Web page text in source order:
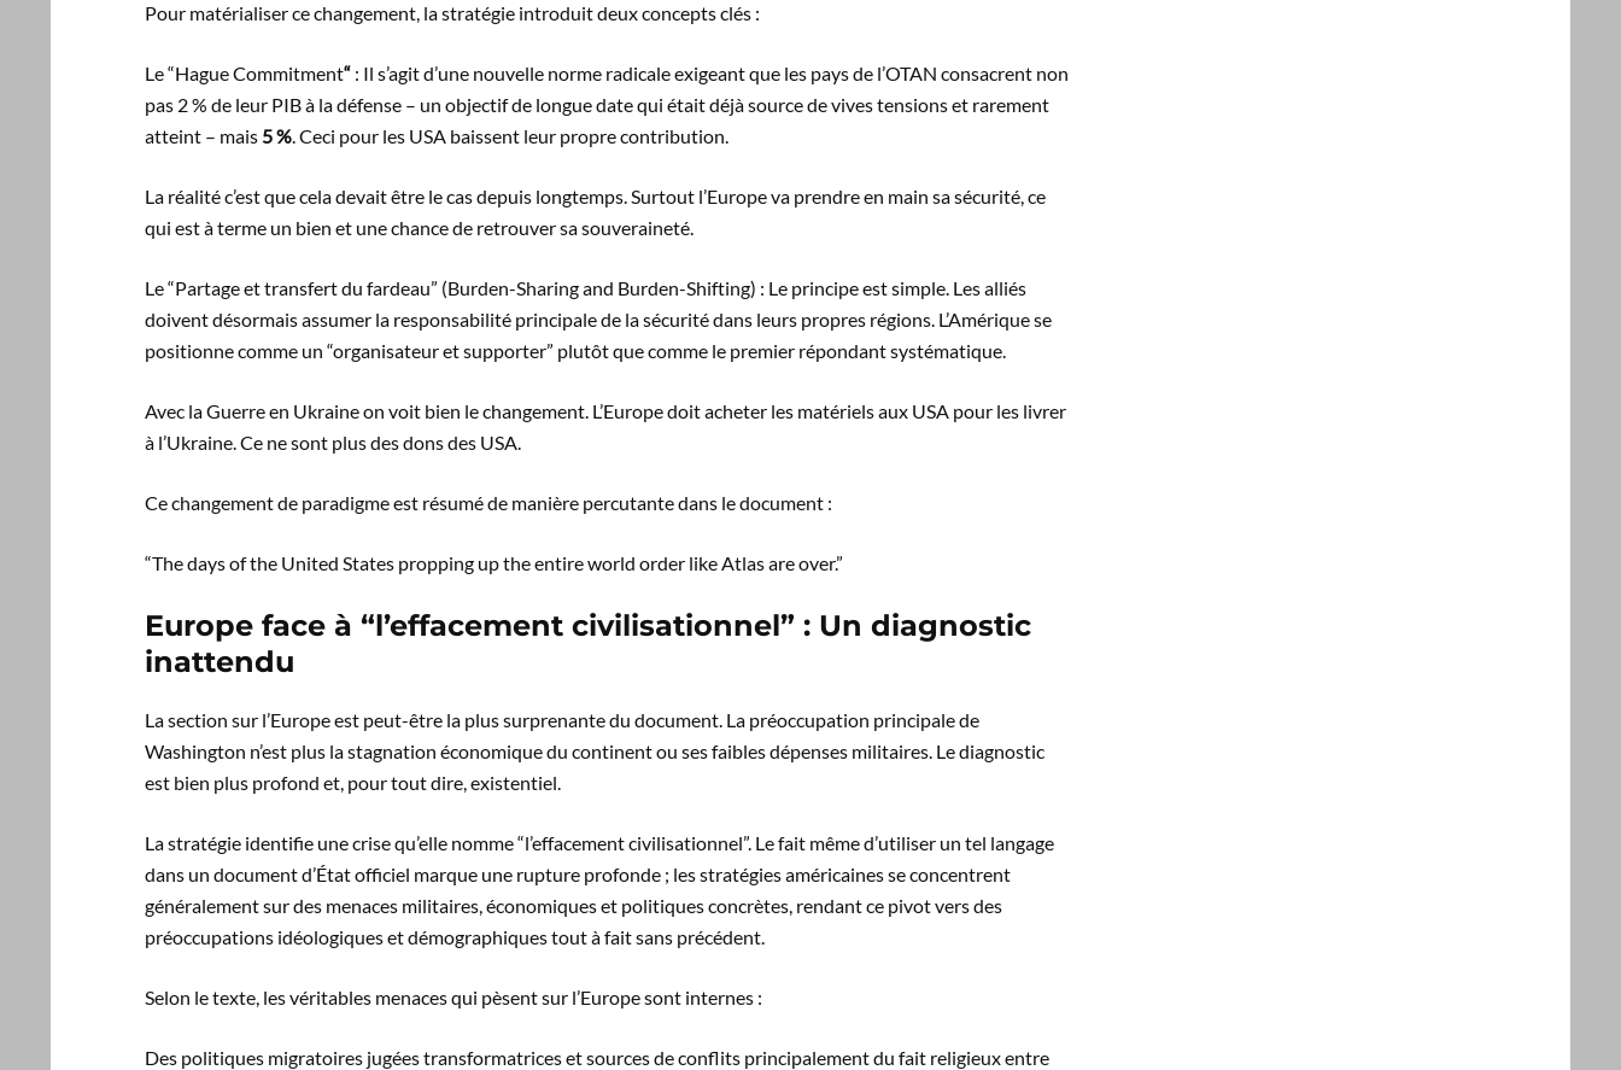
Pour matérialiser ce changement, la stratégie introduit deux concepts clés :
Le “Hague Commitment“ : Il s’agit d’une nouvelle norme radicale exigeant que les pays de l’OTAN consacrent non
pas 2 % de leur PIB à la défense – un objectif de longue date qui était déjà source de vives tensions et rarement
atteint – mais 5 %. Ceci pour les USA baissent leur propre contribution.
La réalité c’est que cela devait être le cas depuis longtemps. Surtout l’Europe va prendre en main sa sécurité, ce
qui est à terme un bien et une chance de retrouver sa souveraineté.
Le “Partage et transfert du fardeau” (Burden-Sharing and Burden-Shifting) : Le principe est simple. Les alliés
doivent désormais assumer la responsabilité principale de la sécurité dans leurs propres régions. L’Amérique se
positionne comme un “organisateur et supporter” plutôt que comme le premier répondant systématique.
Avec la Guerre en Ukraine on voit bien le changement. L’Europe doit acheter les matériels aux USA pour les livrer
à l’Ukraine. Ce ne sont plus des dons des USA.
Ce changement de paradigme est résumé de manière percutante dans le document :
“The days of the United States propping up the entire world order like Atlas are over.”
Europe face à “l’effacement civilisationnel” : Un diagnostic
inattendu
La section sur l’Europe est peut-être la plus surprenante du document. La préoccupation principale de
Washington n’est plus la stagnation économique du continent ou ses faibles dépenses militaires. Le diagnostic
est bien plus profond et, pour tout dire, existentiel.
La stratégie identifie une crise qu’elle nomme “l’effacement civilisationnel”. Le fait même d’utiliser un tel langage
dans un document d’État officiel marque une rupture profonde ; les stratégies américaines se concentrent
généralement sur des menaces militaires, économiques et politiques concrètes, rendant ce pivot vers des
préoccupations idéologiques et démographiques tout à fait sans précédent.
Selon le texte, les véritables menaces qui pèsent sur l’Europe sont internes :
Des politiques migratoires jugées transformatrices et sources de conflits principalement du fait religieux entre